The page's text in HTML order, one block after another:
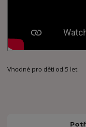
Vhodné pro děti od 5 let.